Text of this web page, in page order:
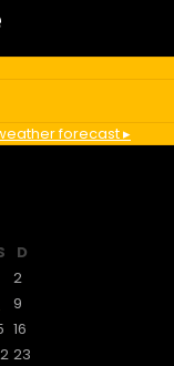
forecast ▸
D
2
9
16
23